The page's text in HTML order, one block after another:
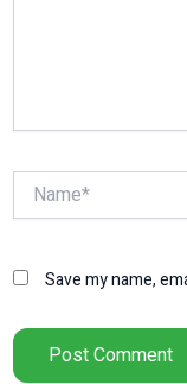
Name*
Save my name,